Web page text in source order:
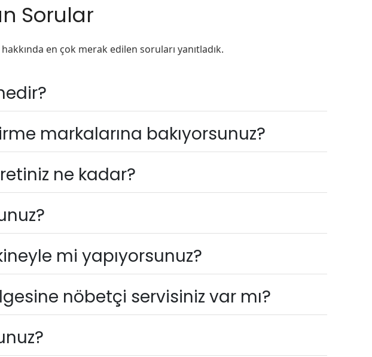
Sorular
en çok merak edilen soruları yanıtladık.
markalarına bakıyorsunuz?
ne kadar?
mi yapıyorsunuz?
nöbetçi servisiniz var mı?